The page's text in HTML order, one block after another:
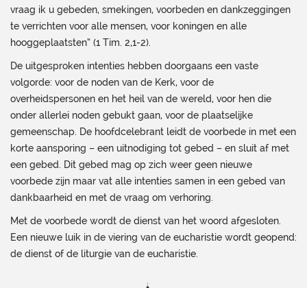
vraag ik u gebeden, smekingen, voorbeden en dankzeggingen
te verrichten voor alle mensen, voor koningen en alle
hooggeplaatsten” (1 Tim. 2,1-2).
De uitgesproken intenties hebben doorgaans een vaste
volgorde: voor de noden van de Kerk, voor de
overheidspersonen en het heil van de wereld, voor hen die
onder allerlei noden gebukt gaan, voor de plaatselijke
gemeenschap. De hoofdcelebrant leidt de voorbede in met een
korte aansporing – een uitnodiging tot gebed – en sluit af met
een gebed. Dit gebed mag op zich weer geen nieuwe
voorbede zijn maar vat alle intenties samen in een gebed van
dankbaarheid en met de vraag om verhoring.
Met de voorbede wordt de dienst van het woord afgesloten.
Een nieuwe luik in de viering van de eucharistie wordt geopend:
de dienst of de liturgie van de eucharistie.